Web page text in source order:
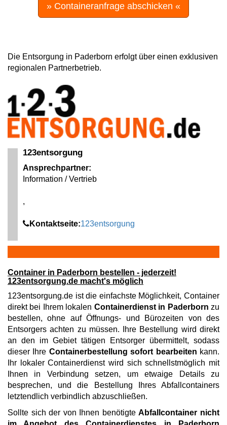
» Containeranfrage abschicken «
Die Entsorgung in Paderborn erfolgt über einen exklusiven
regionalen Partnerbetrieb.
123entsorgung
Ansprechpartner:
Information / Vertrieb
,
Kontaktseite:123entsorgung
Container in Paderborn bestellen - jederzeit!
123entsorgung.de macht's möglich
123entsorgung.de ist die einfachste Möglichkeit, Container
direkt bei Ihrem lokalen Containerdienst in Paderborn zu
bestellen, ohne auf Öffnungs- und Bürozeiten von des
Entsorgers achten zu müssen. Ihre Bestellung wird direkt
an den im Gebiet tätigen Entsorger übermittelt, sodass
dieser Ihre Containerbestellung sofort bearbeiten kann.
Ihr lokaler Containerdienst wird sich schnellstmöglich mit
Ihnen in Verbindung setzen, um etwaige Details zu
besprechen, und die Bestellung Ihres Abfallcontainers
letztendlich verbindlich abzuschließen.
Sollte sich der von Ihnen benötigteAbfallcontainer nicht